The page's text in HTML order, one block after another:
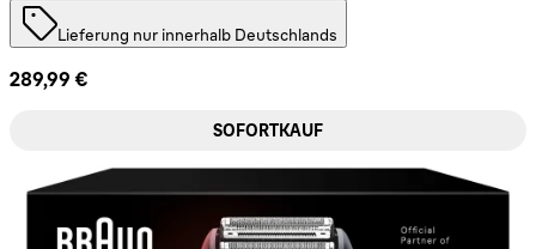
Lieferung nur innerhalb Deutschlands
289,99 €
SOFORTKAUF